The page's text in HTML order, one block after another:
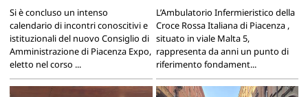
Si è concluso un intenso
calendario di incontri conoscitivi e
istituzionali del nuovo Consiglio di
Amministrazione di Piacenza Expo,
eletto nel corso ...
L’Ambulatorio Infermieristico della
Croce Rossa Italiana di Piacenza ,
situato in viale Malta 5,
rappresenta da anni un punto di
riferimento fondament...